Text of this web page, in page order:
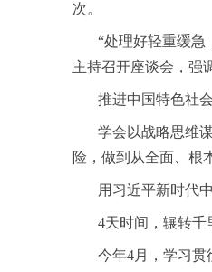
次。
“处理好轻重缓急，
主持召开座谈会，强
推进中国特色社会
学会以战略思维谋
险，做到从全面、根
用习近平新时代中
4天时间，辗转千
今年4月，学习贯